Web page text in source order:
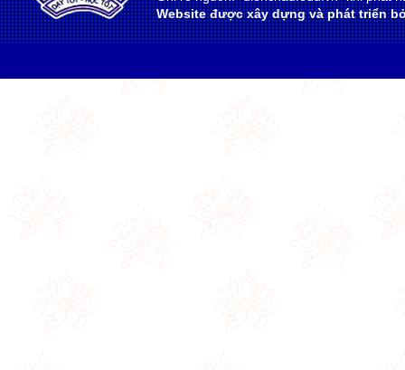
Website được xây dựng và phát triển